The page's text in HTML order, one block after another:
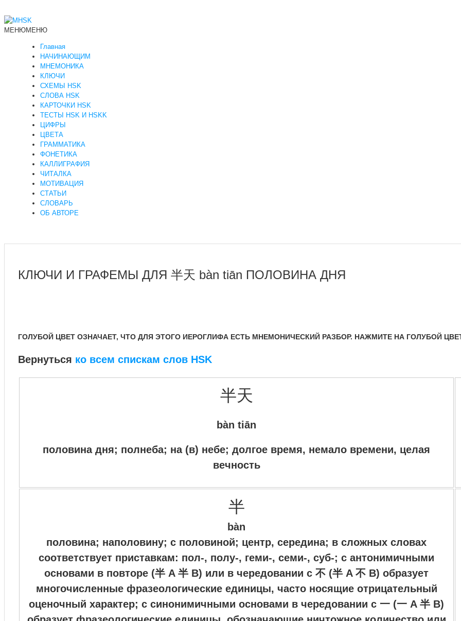
МЕНЮМЕНЮ
Главная
НАЧИНАЮЩИМ
МНЕМОНИКА
КЛЮЧИ
СХЕМЫ HSK
СЛОВА HSK
КАРТОЧКИ HSK
ТЕСТЫ HSK И HSKK
ЦИФРЫ
ЦВЕТА
ГРАММАТИКА
ФОНЕТИКА
КАЛЛИГРАФИЯ
ЧИТАЛКА
МОТИВАЦИЯ
СТАТЬИ
СЛОВАРЬ
ОБ АВТОРЕ
КЛЮЧИ И ГРАФЕМЫ ДЛЯ 半天 bàn tiān ПОЛОВИНА ДНЯ
ГОЛУБОЙ ЦВЕТ ОЗНАЧАЕТ, ЧТО ДЛЯ ЭТОГО ИЕРОГЛИФА ЕСТЬ МНЕМОНИЧЕСКИЙ РАЗБОР. НАЖМИТЕ НА ГОЛУБОЙ
Вернуться ко всем спискам слов HSK
半天
bàn tiān
половина дня; полнеба; на (в) небе; долгое время, немало времени, целая
вечность
半
bàn
половина; наполовину; с половиной; центр, середина; в сложных словах
соответствует приставкам: пол-, полу-, геми-, семи-, суб-; с антонимичными
основами в повторе (半 A 半 B) или в чередовании с 不 (半 A 不 B) образует
многочисленные фразеологические единицы, часто носящие отрицательный
оценочный характер; с синонимичными основами в чередовании с 一 (一 A 半 B)